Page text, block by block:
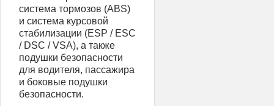
система тормозов (ABS)
и система курсовой
стабилизации (ESP / ESC
/ DSC / VSA), а также
подушки безопасности
для водителя, пассажира
и боковые подушки
безопасности.